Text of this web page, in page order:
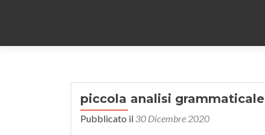
piccola analisi grammaticale
Pubblicato il 30 Dicembre 2020